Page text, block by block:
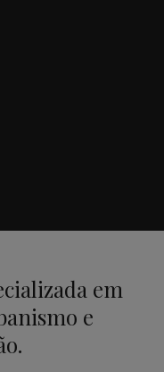
em
e